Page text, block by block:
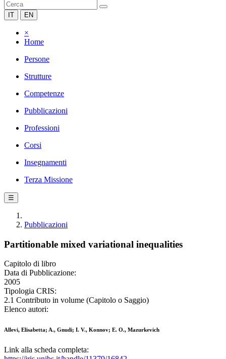
IT EN
×
Home
Persone
Strutture
Competenze
Pubblicazioni
Professioni
Corsi
Insegnamenti
Terza Missione
☰
Pubblicazioni
Partitionable mixed variational inequalities
Capitolo di libro
Data di Pubblicazione:
2005
Tipologia CRIS:
2.1 Contributo in volume (Capitolo o Saggio)
Elenco autori:
Allevi, Elisabetta; A., Gnudi; I. V., Konnov; E. O., Mazurkevich
Link alla scheda completa: